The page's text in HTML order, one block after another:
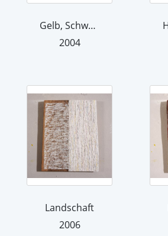
Gelb, Schwarz und Raum
2004
Landschaft
2006